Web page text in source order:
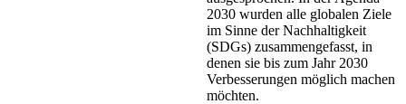
2030 wurden alle globalen Ziele
im Sinne der Nachhaltigkeit
(SDGs) zusammengefasst, in
denen sie bis zum Jahr 2030
Verbesserungen möglich machen
möchten.